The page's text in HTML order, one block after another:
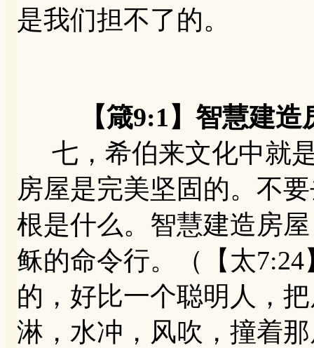
是我们担不了的。
【箴9:1】智慧建
七，希伯来文化中就
房屋是完美坚固的。不
根是什么。智慧建造房
稣的命令行。（【太
的，好比一个聪明人，
淋，水冲，风吹，撞着